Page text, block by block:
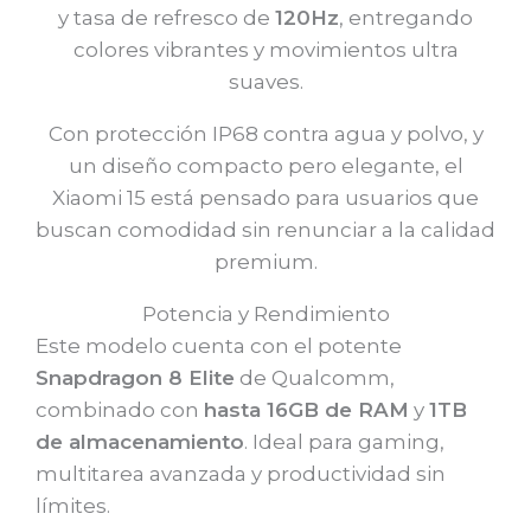
y tasa de refresco de 120Hz, entregando
colores vibrantes y movimientos ultra
suaves.
Con protección IP68 contra agua y polvo, y
un diseño compacto pero elegante, el
Xiaomi 15 está pensado para usuarios que
buscan comodidad sin renunciar a la calidad
premium.
Potencia y Rendimiento
Este modelo cuenta con el potente
Snapdragon 8 Elite de Qualcomm,
combinado con hasta 16GB de RAM y 1TB
de almacenamiento. Ideal para gaming,
multitarea avanzada y productividad sin
límites.